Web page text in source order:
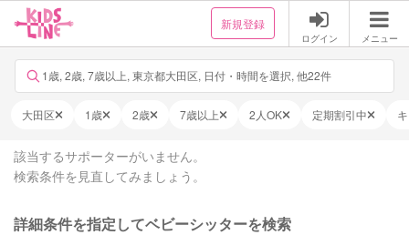
新規登録
ログイン メニュー
1歳, 2歳, 7歳以上, 東京都大田区, 日付・時間を選択, 他22件
大田区 1歳 2歳 7歳以上 2人OK 定期割引中
該当するサポーターがいません。
検索条件を見直してみましょう。
詳細条件を指定してベビーシッターを検索